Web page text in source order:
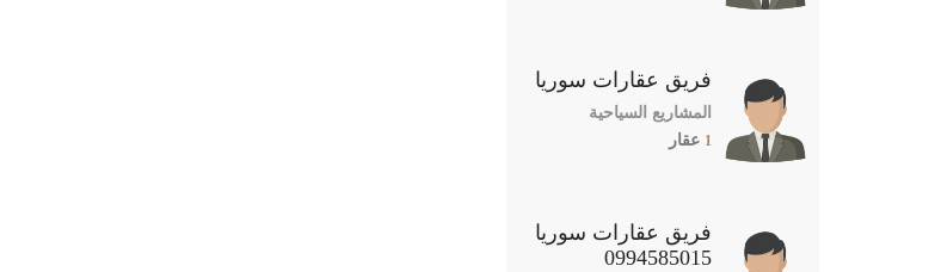
فريق عقارات سوريا
المشاريع السياحية
1 عقار
فريق عقارات سوريا
0994585015